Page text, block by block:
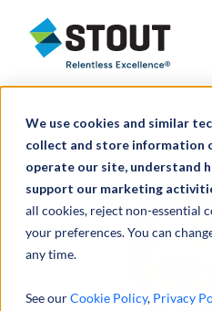
We use cookies and similar
collect and store information
operate our site, understand
support our marketing
all cookies, reject non-essential
your preferences. You can
any time.
See ourCookie Policy, Privacy
Stout Relentless Excellence